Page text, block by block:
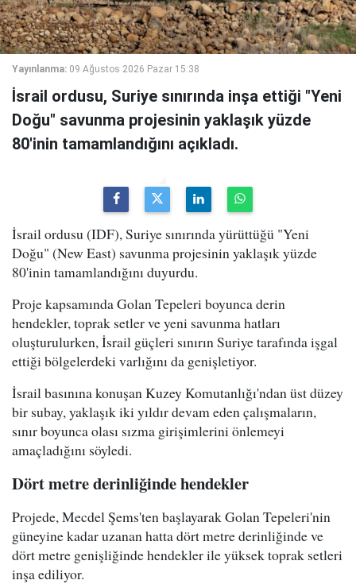
Yayınlanma: 09 Ağustos 2026 Pazar 15:38
İsrail ordusu, Suriye sınırında inşa ettiği "Yeni
Doğu" savunma projesinin yaklaşık yüzde
80'inin tamamlandığını açıkladı.
İsrail ordusu (IDF), Suriye sınırında yürüttüğü "Yeni
Doğu" (New East) savunma projesinin yaklaşık yüzde
80'inin tamamlandığını duyurdu.
Proje kapsamında Golan Tepeleri boyunca derin
hendekler, toprak setler ve yeni savunma hatları
oluşturulurken, İsrail güçleri sınırın Suriye tarafında işgal
ettiği bölgelerdeki varlığını da genişletiyor.
İsrail basınına konuşan Kuzey Komutanlığı'ndan üst düzey
bir subay, yaklaşık iki yıldır devam eden çalışmaların,
sınır boyunca olası sızma girişimlerini önlemeyi
amaçladığını söyledi.
Dört metre derinliğinde hendekler
Projede, Mecdel Şems'ten başlayarak Golan Tepeleri'nin
güneyine kadar uzanan hatta dört metre derinliğinde ve
dört metre genişliğinde hendekler ile yüksek toprak setleri
inşa ediliyor.